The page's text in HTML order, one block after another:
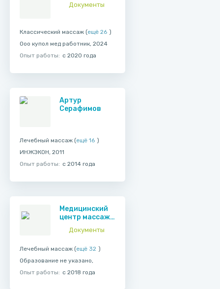
Документы
Классический массаж (ещё 26 )
Ооо купол мед работник, 2024
Опыт работы: с 2020 года
Артур
Серафимов
Лечебный массаж (ещё 16 )
ИНЖЭКОН, 2011
Опыт работы: с 2014 года
Медицинский
центр массажа
Неболи
Документы
Лечебный массаж (ещё 32 )
Образование не указано,
Опыт работы: с 2018 года